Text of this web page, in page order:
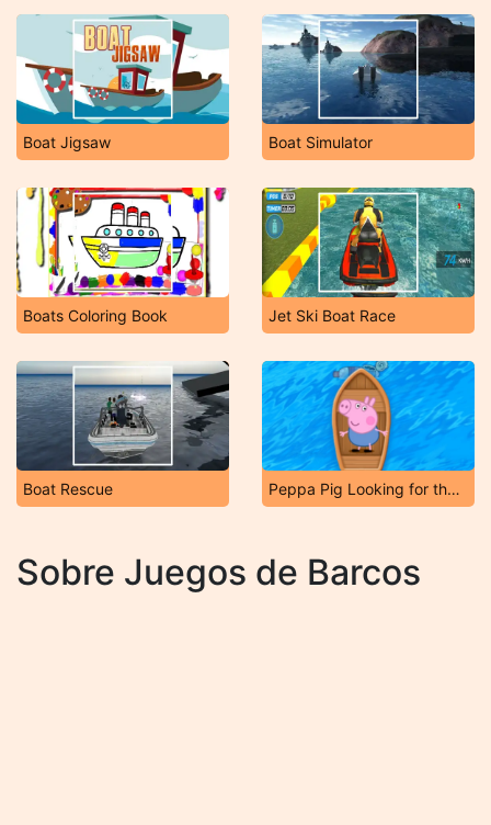
Boat Jigsaw Boat Simulator
Boats Coloring Book Jet Ski Boat Race
Boat Rescue Peppa Pig Looking for the Sea Road
Sobre Juegos de Barcos